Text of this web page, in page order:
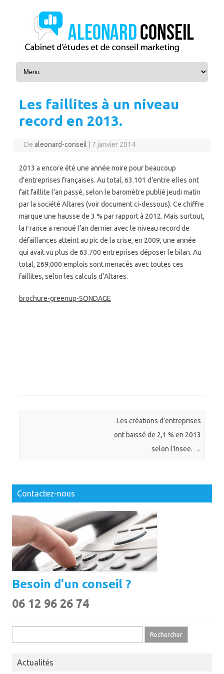
Skip to content
Les faillites à un niveau
record en 2013.
Dealeonard-conseil 7 janvier 2014
2013 a encore été une année noire pour beaucoup
d’entreprises françaises. Au total, 63.101 d’entre elles ont
fait faillite l’an passé, selon le baromètre publié jeudi matin
par la société Altares (voir document ci-dessous). Ce chiffre
marque une hausse de 3 % par rapport à 2012. Mais surtout,
la France a renoué l’an dernier avec le niveau record de
défaillances atteint au pic de la crise, en 2009, une année
qui avait vu plus de 63.700 entreprises déposer le bilan. Au
total, 269.000 emplois sont menacés avec toutes ces
faillites, selon les calculs d’Altares.
brochure-greenup-SONDAGE
Les créations d’entreprises
ont baissé de 2,1 % en 2013
selon l’Insee. →
Contactez-nous
Besoin d'un conseil ?
06 12 96 26 74
Actualités